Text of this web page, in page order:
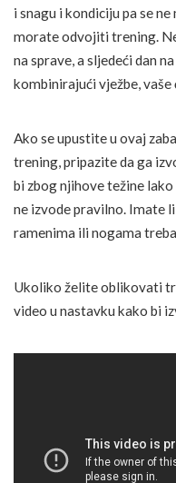
i snagu i kondiciju pa se
morate odvojiti trening.
na sprave, a sljedeći dan
kombinirajući vježbe,
Ako se upustite u ovaj
trening, pripazite da ga
bi zbog njihove težine
ne izvode pravilno. Imate
ramenima ili nogama
Ukoliko želite oblikovati
video u nastavku kako bi